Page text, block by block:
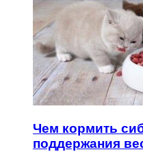
Чем кормить
поддержания